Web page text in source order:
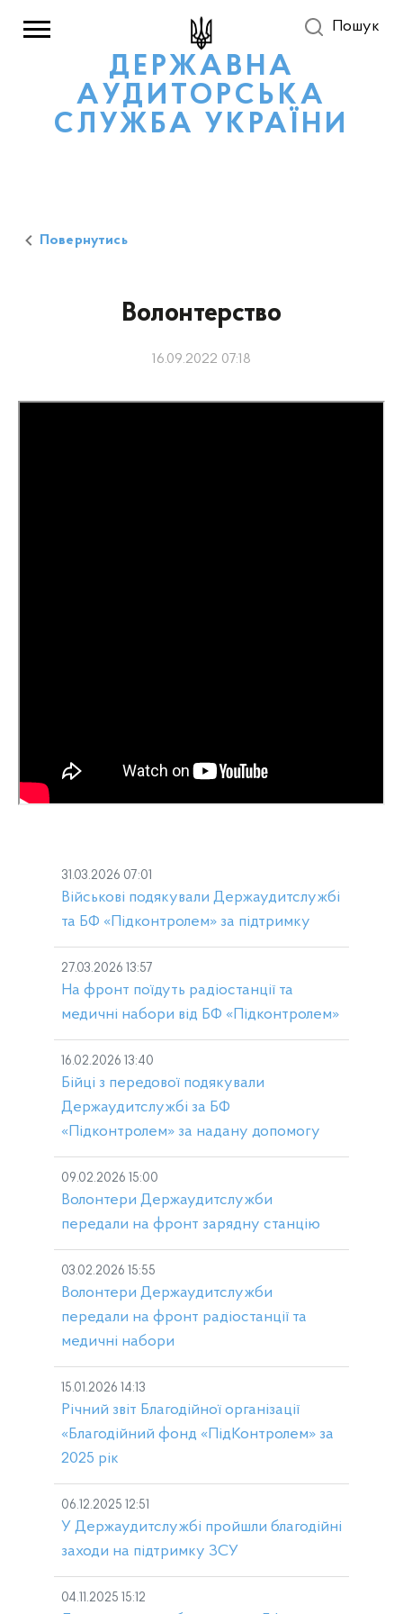
ДЕРЖАВНА
АУДИТОРСЬКА
СЛУЖБА УКРАЇНИ
Пошук
Повернутись
Волонтерство
16.09.2022 07:18
31.03.2026 07:01
Військові подякували Держаудитслужбі
та БФ «Підконтролем» за підтримку
27.03.2026 13:57
На фронт поїдуть радіостанції та
медичні набори від БФ «Підконтролем»
16.02.2026 13:40
Бійці з передової подякували
Держаудитслужбі за БФ
«Підконтролем» за надану допомогу
09.02.2026 15:00
Волонтери Держаудитслужби
передали на фронт зарядну станцію
03.02.2026 15:55
Волонтери Держаудитслужби
передали на фронт радіостанції та
медичні набори
15.01.2026 14:13
Річний звіт Благодійної організації
«Благодійний фонд «ПідКонтролем» за
2025 рік
06.12.2025 12:51
У Держаудитслужбі пройшли благодійні
заходи на підтримку ЗСУ
04.11.2025 15:12